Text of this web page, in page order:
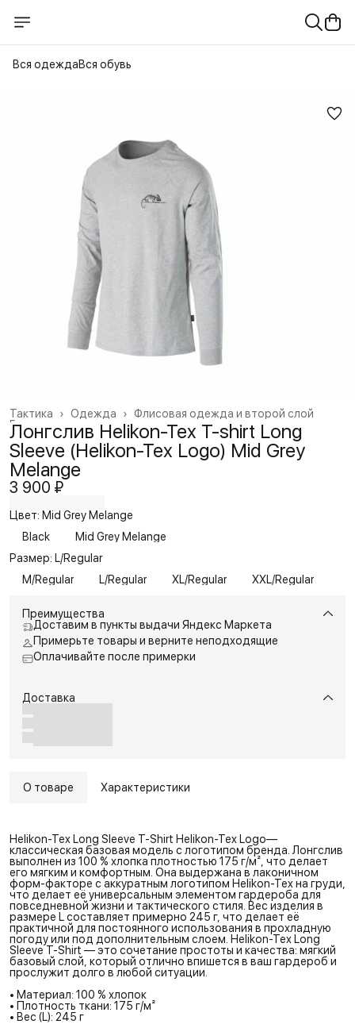
Вся одеждаВся обувь
Флисовая одежда и второй слой
Одежда ›
Тактика
›
Главная
Лонгслив Helikon-Tex T-shirt Long
Sleeve (Helikon-Tex Logo) Mid Grey
Melange
3 900 ₽
Цвет: Mid Grey Melange
Black
Mid Grey Melange
Размер: L/Regular
M/Regular
L/Regular XL/Regular XXL/Regular
Преимущества
Доставим в пункты выдачи Яндекс Маркета
Примерьте товары и верните неподходящие
Оплачивайте после примерки
Доставка
О товаре Характеристики
Helikon-Tex Long Sleeve T-Shirt Helikon-Tex Logo—
классическая базовая модель с логотипом бренда. Лонгслив
выполнен из 100 % хлопка плотностью 175 г/м², что делает
его мягким и комфортным. Она выдержана в лаконичном
форм-факторе с аккуратным логотипом Helikon-Tex на груди,
что делает её универсальным элементом гардероба для
повседневной жизни и тактического стиля. Вес изделия в
размере L составляет примерно 245 г, что делает её
практичной для постоянного использования в прохладную
погоду или под дополнительным слоем. Helikon-Tex Long
Sleeve T-Shirt — это сочетание простоты и качества: мягкий
базовый слой, который отлично впишется в ваш гардероб и
прослужит долго в любой ситуации.
• Материал: 100 % хлопок
• Плотность ткани: 175 г/м²
• Вес (L): 245 г